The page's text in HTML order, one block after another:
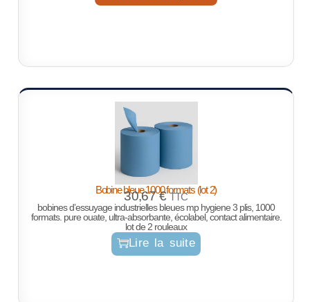
Bobine bleue 1000 formats (lot 2)
30,67€ TTC
bobines d’essuyage industrielles bleues mp hygiene 3 plis, 1000
formats. pure ouate, ultra-absorbante, écolabel, contact alimentaire.
lot de 2 rouleaux
Lire la suite